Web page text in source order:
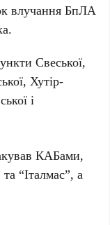
влучання БпЛА
Свеської,
Хутір-
і
КАБами,
“Італмас”, а